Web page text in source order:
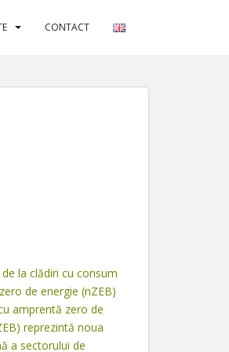
CONTACT
la clădiri cu consum
de energie (nZEB)
amprentă zero de
reprezintă noua
a sectorului de